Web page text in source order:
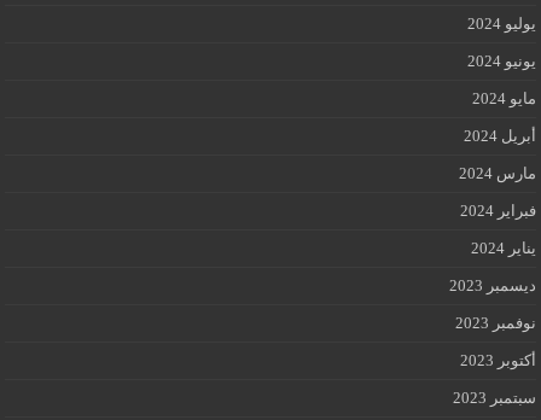
يوليو 2024
يونيو 2024
مايو 2024
أبريل 2024
مارس 2024
فبراير 2024
يناير 2024
ديسمبر 2023
نوفمبر 2023
أكتوبر 2023
سبتمبر 2023